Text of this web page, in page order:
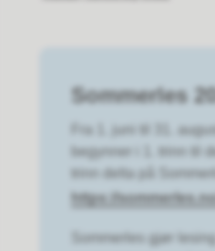
Sommerles
Fra 1. juni til 31.
begynner i 1. trinn til
trinn delta på
https://
Sommerles gjør